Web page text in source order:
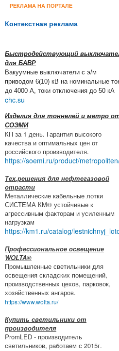
РЕКЛАМА НА ПОРТАЛЕ
Контекстная реклама
Быстродействующий
для БАВР
Вакуумные выключатели с э/м
приводом 6(10) кВ на номинальные
до 4000 А, токи отключения до 50 кА
chc.su
Изделия для тоннелей и метро
СОЭМИ
КП за 1 день. Гарантия высокого
качества и оптимальных цен от
российского производителя.
https://soemi.ru/product/
Тех.решения для нефтегазовой
отрасти
Металлические кабельные лотки
СИСТЕМА КМ® устойчивые к
агрессивным факторам и усиленным
нагрузкам
https://km1.ru/catalog/
Профессиональное освещение
WOLTA®
Промышленные светильники для
освещения складских помещений,
производственных цехов, парковок,
хозяйственных ангаров.
https://www.wolta.ru/
Купить светильники от
производителя
PromLED - производитель
светильников, работаем с 2015г.